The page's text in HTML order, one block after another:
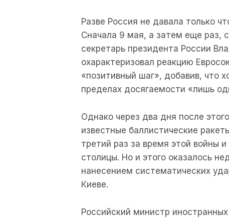
Разве Россия не давала только
Сначала 9 мая, а затем еще раз,
секретарь президента России
охарактеризовал реакцию
«позитивный шаг», добавив, что
пределах досягаемости «лишь
Однако через два дня после
известные баллистические
третий раз за время этой войны
столицы. Но и этого оказалось
нанесением систематических
Киеве.
Российский министр